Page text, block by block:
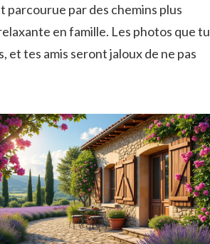
par des chemins plus
en famille. Les photos que tu
tes amis seront jaloux de ne pas